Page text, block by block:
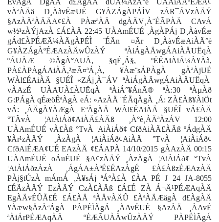
vÀªÀÄä D¸ÀàvÉæUÉ G¥ÀZÁgÀPÁÌV zÁR¯ÁVzÀÄÝ
§AzÀÄªÀÄÄA¢£À PÀæªÀÄ dgÀÄV¸À¨ÉÃPÀÄ CAvÁ
w½¹zÀÝjAzÀ £Á£ÀÄ 22:45 UÀAmÉUÉ ¸ÀgÀPÁj D¸ÀàvÉæ
gÁd£ÀPÉÆÃ¼ÀÄgÀPÉÌ ¨ÉÃn ¤Ãr D¸ÀàvÉæAiÀÄ°è
G¥ÀZÁgÀºÉÆAzÀÄwÛzÀÝ ªÀiÁgÀÄwgÁAiÀÄUËqÀ
ºÁUÀÆ ©ÃgÀ°AUÀ, §qÉ¸Á§, ºÉÊAiÀiÁ¼À¥Àà,
PÀ£ÀPÀgÁAiÀÄ,²æÃ¤ªÁ¸À, ¥Àæ¨sÁPÀgÀ gÀªÀjUÉ
WÀl£ÉAiÀÄ §UÉÎ «ZÁj¸À¯ÁV ªÀiÁgÀÄwgÁAiÀÄUËqÀ
vÀAzÉ UÀAUÀ£ÀUËqÀ ªÀiÁ°¥ÁnÃ® ªÀ:30 ªÀµÀð
G:PÁgÀ qÉæöÊªÀgÀ eÁ: »AzÀÄ ¨ÉÃqÀgÀ ¸Á: ZÀ£Àß¥ÀlÖt
vÁ: ¸ÀÄgÀ¥ÀÆgÀ EªÀgÀÄ WÀl£ÉAiÀÄ §UÉÎ vÁ£ÀÄ
°TÃvÀ ¦AiÀiÁð¢AiÀÄ£ÀÄß ¸À°è¸ÀÄªÀzÁV 12:00
UÀAmÉUÉ vÀ£Àß °TvÀ ¦AiÀiÁð¢ CfðAiÀÄ£ÀÄß ºÁdgÀÄ
¥Àr¹zÀÄÝ ¸ÀzÀgÀ ¦AiÀiÁð¢AiÀÄ °TvÀ ¦AiÀiÁð¢
CfðAiÉÆA¢UÉ EAzÀÄ ¢£ÁAPÀ 14/10/2015 gÀAzÀÄ 00:15
UÀAmÉUÉ oÁuÉUÉ §A¢zÀÄÝ ¸ÀzÀgÀ ¦AiÀiÁð¢ °TvÀ
¦AiÀiÁðzÀzÀ ¸ÁgÁA±ÀªÉ£ÉAzÀgÉ £À£ÀßzÉÆAzÀÄ
PÀj§tÚzÀ mÁmÁ ¸À¥sÁj ªÁºÀ£À £ÀA PÉ J 24 JA-8055
£ÉÃzÀÄÝ EzÀÄÝ CzÀ£ÀÄß £Á£É ZÀ¯Á¬Ä¹PÉÆAqÀÄ
EgÀÄvÉÛÃ£É £Á£ÀÄ ªÀÄvÀÄÛ £ÀªÀÄÆägÀ d£ÀgÀÄ
¥Àæw§ÄzÀªÁgÀ PÀPÉÌÃgÁ ¸ÀAvÉUÉ §AzÀÄ ¸ÀAvÉ
ªÀiÁrPÉÆAqÀÄ ºÉÆÃUÀÄwÛzÀÄÝ PÀPÉÌÃgÁ